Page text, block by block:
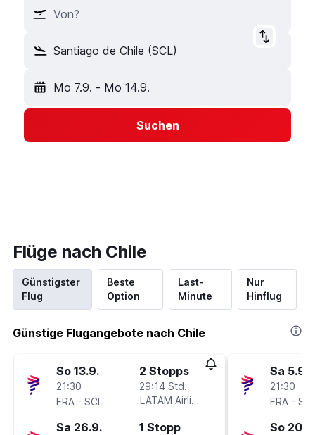
Von?
Santiago de Chile (SCL)
Mo 7.9. - Mo 14.9.
Suchen
Flüge nach Chile
Günstigster
Flug
Beste
Option
Last-
Minute
Nur
Hinflug
Günstige Flugangebote nach Chile
So 13.9.
21:30
FRA - SCL
2 Stopps
29:14 Std.
LATAM Airlines
Sa 26.9. 1 Stopp
Sa 5.9.
21:30
FRA -
So 20.9.